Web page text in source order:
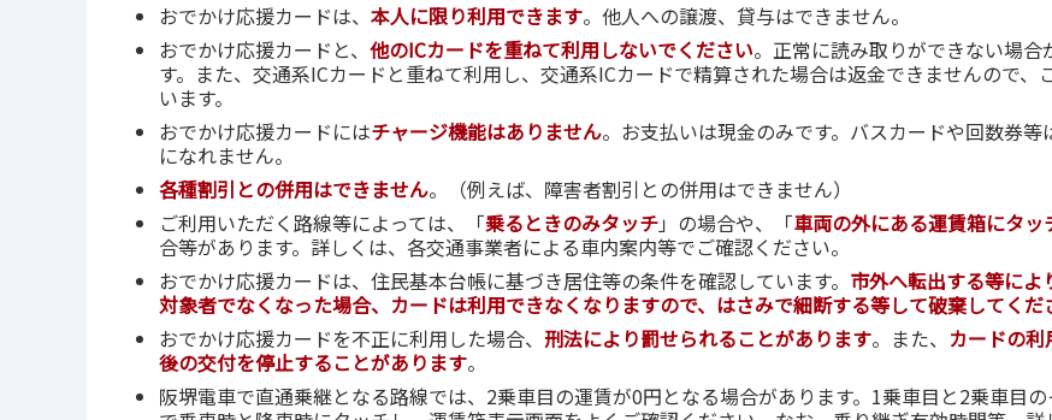
おでかけ応援カードは、 本人に限り利用できます。他人への譲渡、貸与はできません。
おでかけ応援カードと、 他のICカードを重ねて利用しないでください。正常に読み取りができない場合
す。また、交通系ICカードと重ねて利用し、交通系ICカードで精算された場合は返金できませんので、
います。
おでかけ応援カードにはチャージ機能はありません。お支払いは現金のみです。バスカードや回数券等
になれません。
各種割引との併用はできません。（例えば、障害者割引との併用はできません）
ご利用いただく路線等によっては、「乗るときのみタッチ」の場合や、「車両の外にある運賃箱にタッ
合等があります。詳しくは、各交通事業者による車内案内等でご確認ください。
おでかけ応援カードは、住民基本台帳に基づき居住等の条件を確認しています。 市外へ転出する等によ
対象者でなくなった場合、カードは利用できなくなりますので、はさみで細断する等して破棄してくだ
おでかけ応援カードを不正に利用した場合、 刑法により罰せられることがあります。また、 カードの
後の交付を停止することがあります。
阪堺電車で直通乗継となる路線では、2乗車目の運賃が0円となる場合があります。1乗車目と2乗車目